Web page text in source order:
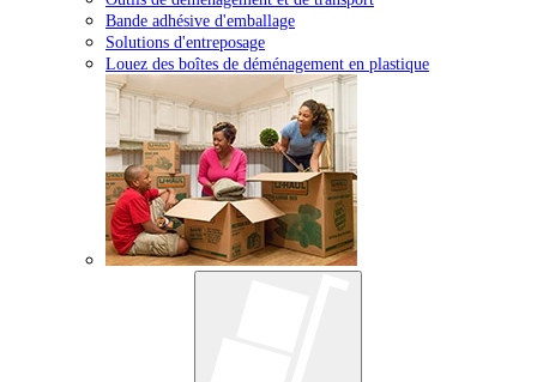
Bande adhésive d'emballage
Solutions d'entreposage
Louez des boîtes de déménagement en plastique